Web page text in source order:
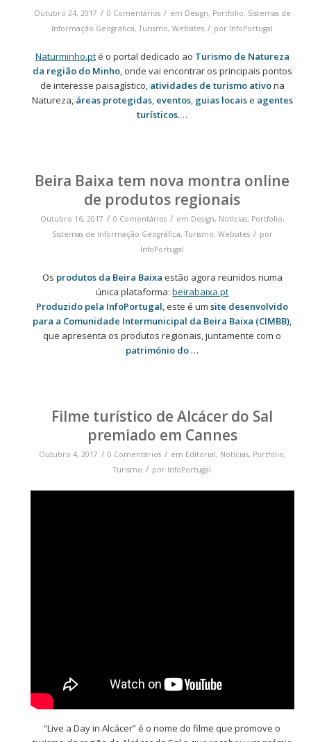
Outubro 24, 2017 / 0 Comentários / em Design, Portfolio, Sistemas de
Informação Geográfica,Turismo,Websites / por InfoPortugal
Naturminho.pté o portal dedicado ao Turismo de Natureza
da região do Minho, onde vai encontrar os principais pontos
de interesse paisagístico, atividades de turismo ativona
Natureza, áreas protegidas, eventos, guias locaise agentes
turísticos.…
Beira Baixa tem nova montra online
de produtos regionais
Outubro 16, 2017 / 0 Comentários / em Design, Notícias, Portfolio,
Sistemas de Informação Geográfica,Turismo, Websites / por
InfoPortugal
Os produtos da Beira Baixa estão agora reunidos numa
única plataforma:beirabaixa.pt
Produzido pela InfoPortugal, este é umsite desenvolvido
para a Comunidade Intermunicipal da Beira Baixa (CIMBB),
que apresenta os produtos regionais, juntamente com o
património do …
Filme turístico de Alcácer do Sal
premiado em Cannes
Outubro 4, 2017 / 0 Comentários / em Editorial, Notícias, Portfolio,
Turismo / por InfoPortugal
“Live a Day in Alcácer” é o nome do filme que promove o